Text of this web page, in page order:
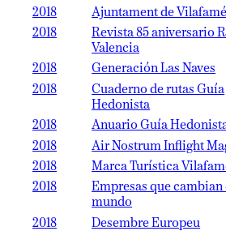
2018
Ajuntament de
2018
Revista 85 aniversario
Valencia
2018 Generación Las Naves
2018
Cuaderno de rutas Guía
Hedonista
2018 Anuario Guía
2018
Air Nostrum Inflight
2018
Marca Turística
2018
Empresas que cambian
mundo
2018 Desembre Europeu